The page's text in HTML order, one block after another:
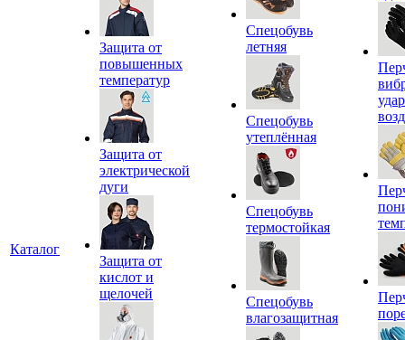
Каталог
Защита от
повышенных
температур
Защита от
электрической
дуги
Защита от
кислот и
щелочей
Спецобувь
летняя
Спецобувь
утеплённая
Спецобувь
термостойкая
Спецобувь
влагозащитная